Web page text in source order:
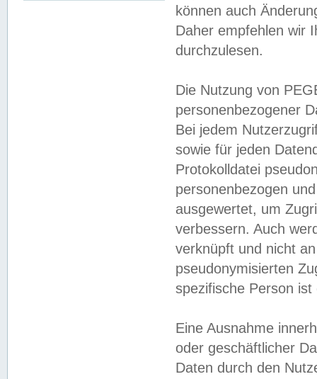
können auch
Daher empfehlen wir
durchzulesen.
Die Nutzung von
personenbezogener
Bei jedem
sowie für jeden
Protokolldatei
personenbezogen
ausgewertet, um
verbessern. Auch
verknüpft und nicht
pseudonymisierten
spezifische Person
Eine Ausnahme
oder geschäftlicher
Daten durch den